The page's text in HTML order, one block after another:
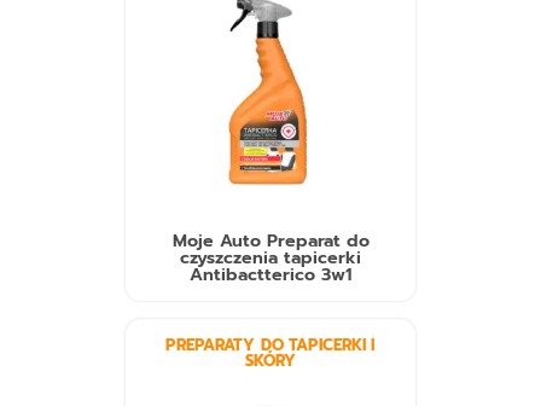
Moje Auto Preparat do
czyszczenia tapicerki
Antibactterico 3w1
PREPARATY DO TAPICERKI I
SKÓRY